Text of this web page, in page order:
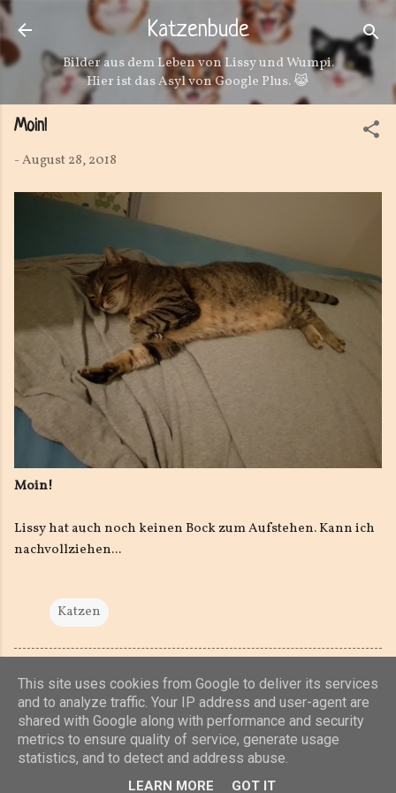
Direkt zum Hauptbereich
Katzenbude
Bilder aus dem Leben von Lissy und Wumpi.
Hier ist das Asyl von Google Plus. 😹
Moin!
-August 28, 2018
Moin!
Lissy hat auch noch keinen Bock zum Aufstehen. Kann ich
nachvollziehen...
Katzen
Powered by Blogger
This site uses cookies from Google to deliver its services
and to analyze traffic. Your IP address and user-agent are
shared with Google along with performance and security
metrics to ensure quality of service, generate usage
statistics, and to detect and address abuse.
LEARN MORE GOT IT